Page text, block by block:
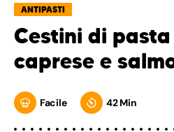
ANTIPASTI
Cestini di
caprese e
Facile 42 Min